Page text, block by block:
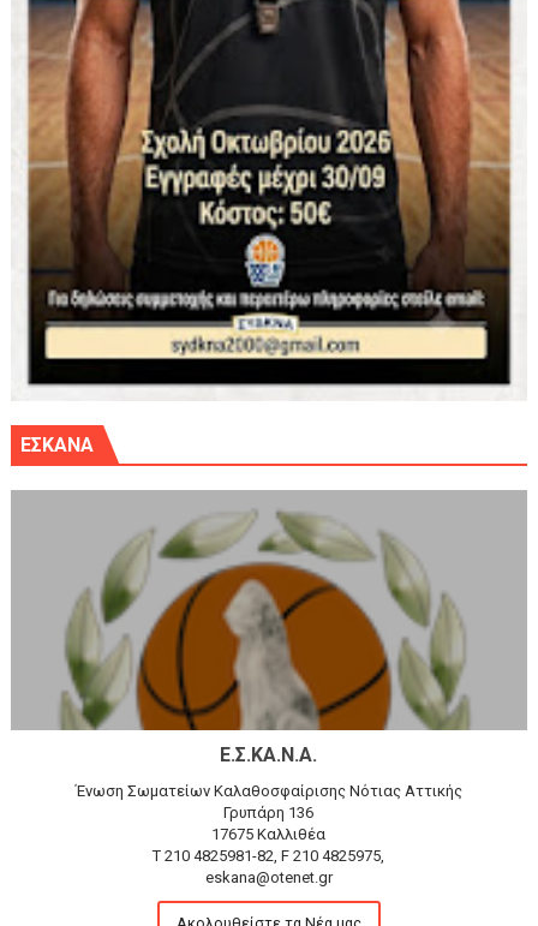
ΕΣΚΑΝΑ
Ε.Σ.ΚΑ.Ν.Α.
Ένωση Σωματείων Καλαθοσφαίρισης Νότιας Αττικής
Γρυπάρη 136
17675 Καλλιθέα
T 210 4825981-82, F 210 4825975,
eskana@otenet.gr